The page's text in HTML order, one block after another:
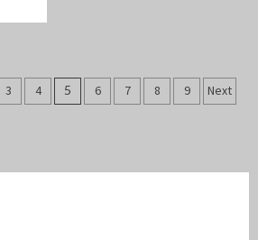
3 4 5 6 7 8 9 Next